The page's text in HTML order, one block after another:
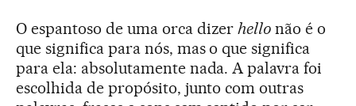
O espantoso de uma orca dizerhello não é o
que significa para nós, mas o que significa
para ela: absolutamente nada. A palavra foi
escolhida de propósito, junto com outras